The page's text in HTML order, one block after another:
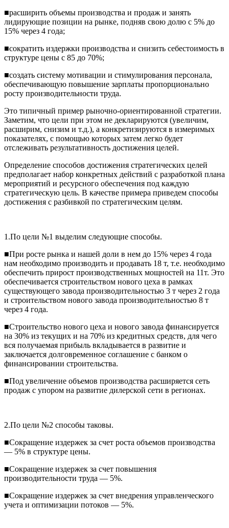
■расширить объемы производства и продаж и занять
лидирующие позиции на рынке, подняв свою долю с 5% до
15% через 4 года;
■сократить издержки производства и снизить себестоимость в
структуре цены с 85 до 70%;
■создать систему мотивации и стимулирования персонала,
обеспечивающую повышение зарплаты пропорционально
росту производительности труда.
Это типичный пример рыночно-ориентированной стратегии.
Заметим, что цели при этом не декларируются (увеличим,
расширим, снизим и т.д.), а конкретизируются в измеримых
показателях, с помощью которых затем легко будет
отслеживать результативность достижения целей.
Определение способов достижения стратегических целей
предполагает набор конкретных действий с разработкой плана
мероприятий и ресурсного обеспечения под каждую
стратегическую цель. В качестве примера приведем способы
достижения с разбивкой по стратегическим целям.
1.По цели №1 выделим следующие способы.
■При росте рынка и нашей доли в нем до 15% через 4 года
нам необходимо производить и продавать 18 т, т.е. необходимо
обеспечить прирост производственных мощностей на 11т. Это
обеспечивается строительством нового цеха в рамках
существующего завода производительностью 3 т через 2 года
и строительством нового завода производительностью 8 т
через 4 года.
■Строительство нового цеха и нового завода финансируется
на 30% из текущих и на 70% из кредитных средств, для чего
вся получаемая прибыль вкладывается в развитие и
заключается долговременное соглашение с банком о
финансировании строительства.
■Под увеличение объемов производства расширяется сеть
продаж с упором на развитие дилерской сети в регионах.
2.По цели №2 способы таковы.
■Сокращение издержек за счет роста объемов производства
— 5% в структуре цены.
■Сокращение издержек за счет повышения
производительности труда — 5%.
■Сокращение издержек за счет внедрения управленческого
учета и оптимизации потоков — 5%.